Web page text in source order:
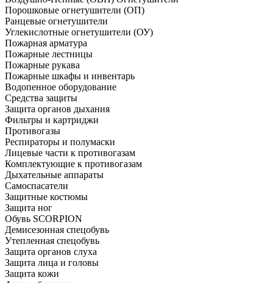
Порошковые огнетушители (ОП)
Ранцевые огнетушители
Углекислотные огнетушители (ОУ)
Пожарная арматура
Пожарные лестницы
Пожарные рукава
Пожарные шкафы и инвентарь
Водопенное оборудование
Средства защиты
Защита органов дыхания
Фильтры и картриджи
Противогазы
Респираторы и полумаски
Лицевые части к противогазам
Комплектующие к противогазам
Дыхательные аппараты
Самоспасатели
Защитные костюмы
Защита ног
Обувь SCORPION
Демисезонная спецобувь
Утепленная спецобувь
Защита органов слуха
Защита лица и головы
Защита кожи